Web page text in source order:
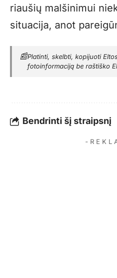
riaušių malšinimui
situacija, anot
📰Platinti, skelbti, kopijuoti
fotoinformaciją be raštiško
Bendrinti šį straipsnį
- R E K L